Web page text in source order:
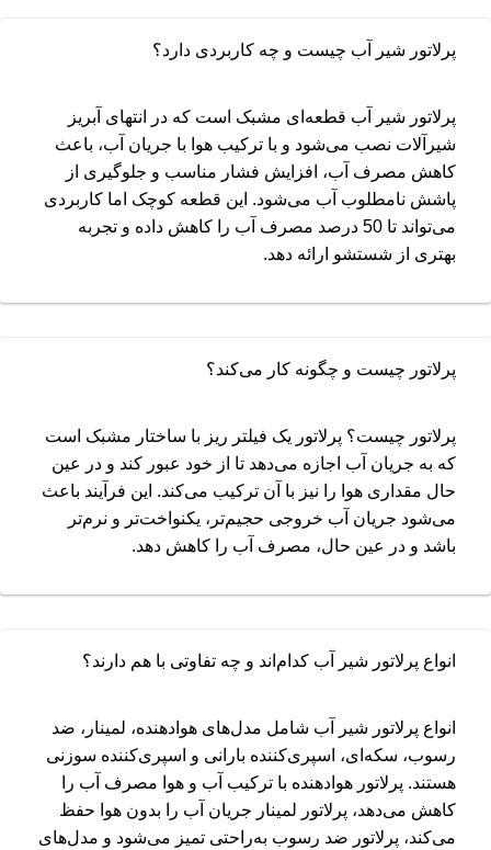
پرلاتور شیر آب چیست و چه کاربردی دارد؟
پرلاتور شیر آب قطعه‌ای مشبک است که در انتهای آبریز
شیرآلات نصب می‌شود و با ترکیب هوا با جریان آب، باعث
کاهش مصرف آب، افزایش فشار مناسب و جلوگیری از
پاشش نامطلوب آب می‌شود. این قطعه کوچک اما کاربردی
می‌تواند تا 50 درصد مصرف آب را کاهش داده و تجربه
بهتری از شستشو ارائه دهد.
پرلاتور چیست و چگونه کار می‌کند؟
پرلاتور چیست؟ پرلاتور یک فیلتر ریز با ساختار مشبک است
که به جریان آب اجازه می‌دهد تا از خود عبور کند و در عین
حال مقداری هوا را نیز با آن ترکیب می‌کند. این فرآیند باعث
می‌شود جریان آب خروجی حجیم‌تر، یکنواخت‌تر و نرم‌تر
باشد و در عین حال، مصرف آب را کاهش دهد.
انواع پرلاتور شیر آب کدام‌اند و چه تفاوتی با هم دارند؟
انواع پرلاتور شیر آب شامل مدل‌های هوادهنده، لمینار، ضد
رسوب، سکه‌ای، اسپری‌کننده بارانی و اسپری‌کننده سوزنی
هستند. پرلاتور هوادهنده با ترکیب آب و هوا مصرف آب را
کاهش می‌دهد، پرلاتور لمینار جریان آب را بدون هوا حفظ
می‌کند، پرلاتور ضد رسوب به‌راحتی تمیز می‌شود و مدل‌های